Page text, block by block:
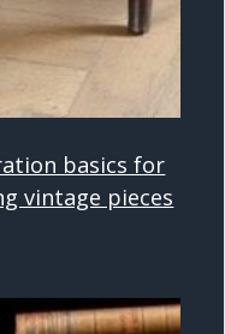
basics for
vintage pieces